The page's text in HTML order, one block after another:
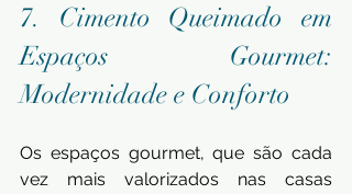
7. Cimento Queimado em
Espaços Gourmet:
Modernidade e Conforto
Os espaços gourmet, que são cada
vez mais valorizados nas casas